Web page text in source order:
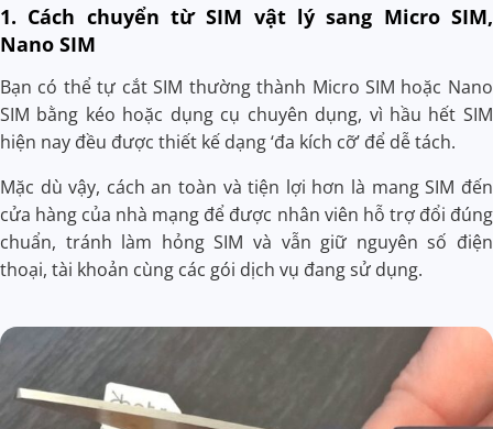
1. Cách chuyển từ SIM vật lý sang Micro SIM,
Nano SIM
Bạn có thể tự cắt SIM thường thành Micro SIM hoặc Nano
SIM bằng kéo hoặc dụng cụ chuyên dụng, vì hầu hết SIM
hiện nay đều được thiết kế dạng ‘đa kích cỡ’ để dễ tách.
Mặc dù vậy, cách an toàn và tiện lợi hơn là mang SIM đến
cửa hàng của nhà mạng để được nhân viên hỗ trợ đổi đúng
chuẩn, tránh làm hỏng SIM và vẫn giữ nguyên số điện
thoại, tài khoản cùng các gói dịch vụ đang sử dụng.